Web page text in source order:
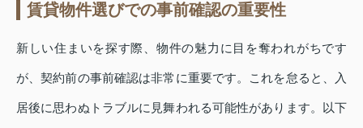
賃貸物件選びでの事前確認の重要性
新しい住まいを探す際、物件の魅力に目を奪われがちです
が、契約前の事前確認は非常に重要です。これを怠ると、入
居後に思わぬトラブルに見舞われる可能性があります。以下